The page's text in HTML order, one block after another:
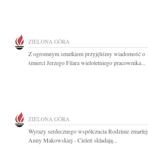
ZIELONA GÓRA
Z ogromnym smutkiem przyjęliśmy wiadomość o
śmierci Jerzego Filara wieloletniego pracownika...
ZIELONA GÓRA
Wyrazy serdecznego współczucia Rodzinie zmarłej
Anny Makowskiej - Cieleń składają...